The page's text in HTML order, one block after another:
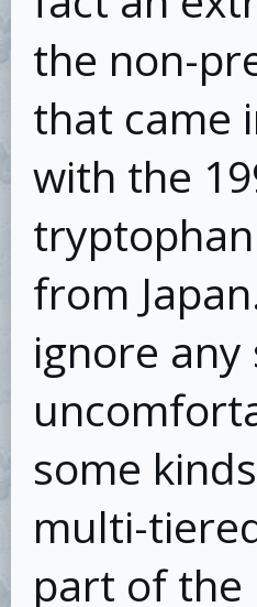
the non-
that came
with the
from
ignore
some
multi-
part of the